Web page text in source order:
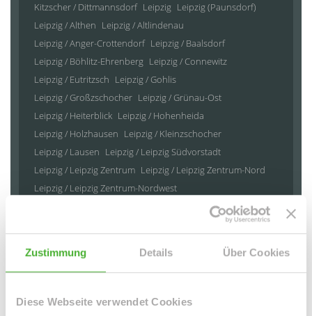
Zustimmung Details Über Cookies
Diese Webseite verwendet Cookies
Kitzscher / Dittmannsdorf Leipzig Leipzig (Paunsdorf)
Leipzig / Althen Leipzig / Altlindenau
Leipzig / Anger-Crottendorf Leipzig / Baalsdorf
Leipzig / Böhlitz-Ehrenberg Leipzig / Connewitz
Leipzig / Eutritzsch Leipzig / Gohlis
Leipzig / Großzschocher Leipzig / Grünau-Ost
Leipzig / Heiterblick Leipzig / Hohenheida
Leipzig / Holzhausen Leipzig / Kleinzschocher
Leipzig / Lausen Leipzig / Leipzig Südvorstadt
Leipzig / Leipzig Zentrum Leipzig / Leipzig Zentrum-Nord
Leipzig / Leipzig Zentrum-Nordwest
Leipzig / Liebertwolkwitz
Leipzig / Neustadt-Neuschönefeld
Leipzig / Paunsdorf
Leipzig / Seehausen
Machern / Plagwitz